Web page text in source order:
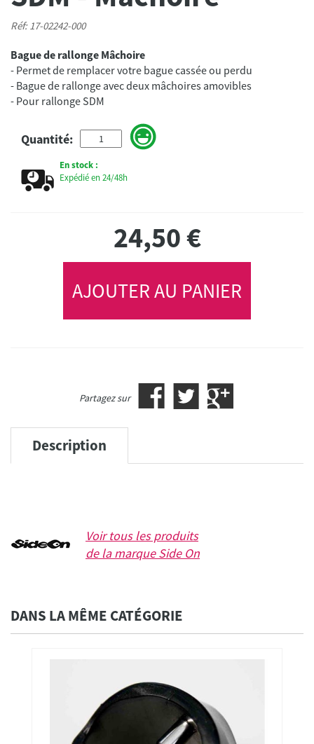
Réf: 17-02242-000
Bague de rallonge Mâchoire
- Permet de remplacer votre bague cassée ou perdu
- Bague de rallonge avec deux mâchoires amovibles
Quantité:
En stock :
Expédié en 24/48h
24,50€
AJOUTER AU PANIER
Partagez sur
Description
Voir tous les produits
de la marqueSide On
DANS LA MÊME CATÉGORIE